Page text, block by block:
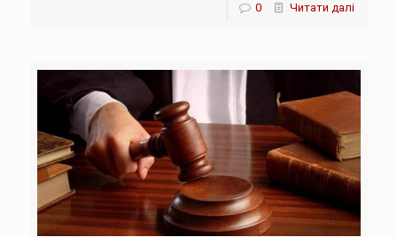
0 Читати далі